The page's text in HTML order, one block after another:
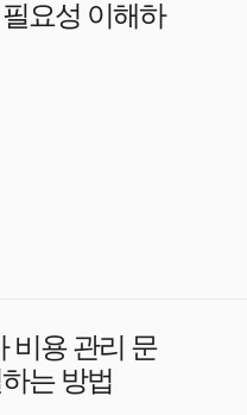
요성 이해하
비용 관리 문
는 방법